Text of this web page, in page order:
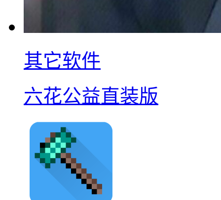
其它软件
六花公益直装版